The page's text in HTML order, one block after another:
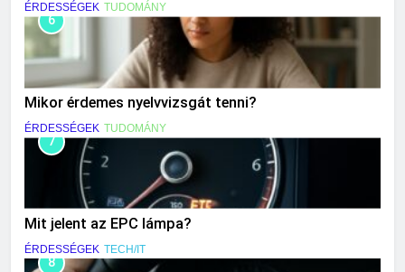
ÉRDESSÉGEK TUDOMÁNY
6
Mikor érdemes nyelvvizsgát tenni?
ÉRDESSÉGEK TUDOMÁNY
7
Mit jelent az EPC lámpa?
ÉRDESSÉGEK TECH/IT
8